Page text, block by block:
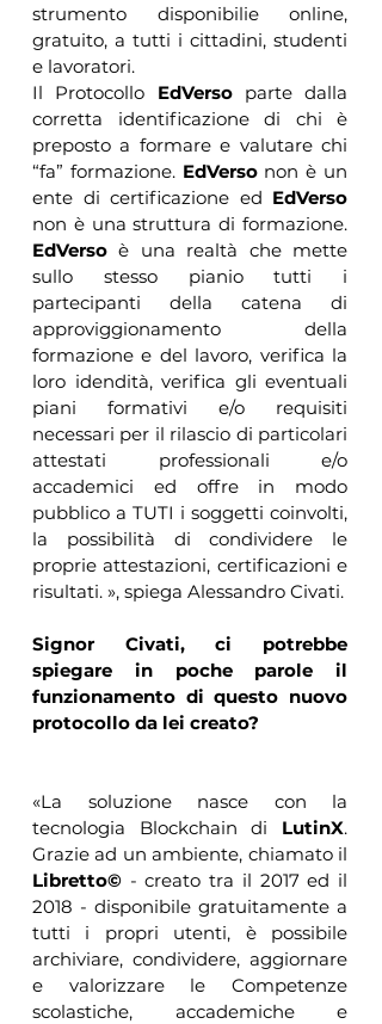
strumento disponibilie online,
gratuito, a tutti i cittadini, studenti
e lavoratori.
Il Protocollo EdVerso parte dalla
corretta identificazione di chi è
preposto a formare e valutare chi
“fa” formazione. EdVerso non è un
ente di certificazione ed EdVerso
EdVerso è una realtà che mette
sullo stesso pianio tutti i
partecipanti della catena di
approviggionamento della
formazione e del lavoro, verifica la
loro idendità, verifica gli eventuali
piani formativi e/o requisiti
necessari per il rilascio di particolari
attestati professionali e/o
accademici ed offre in modo
pubblico a TUTI i soggetti coinvolti,
la possibilità di condividere le
proprie attestazioni, certificazioni e
risultati. », spiega Alessandro Civati.
Signor Civati, ci potrebbe
spiegare in poche parole il
funzionamento di questo nuovo
protocollo da lei creato?
«La soluzione nasce con la
tecnologia Blockchain di LutinX.
Libretto© - creato tra il 2017 ed il
2018 - disponibile gratuitamente a
tutti i propri utenti, è possibile
archiviare, condividere, aggiornare
e valorizzare le Competenze
scolastiche, accademiche e